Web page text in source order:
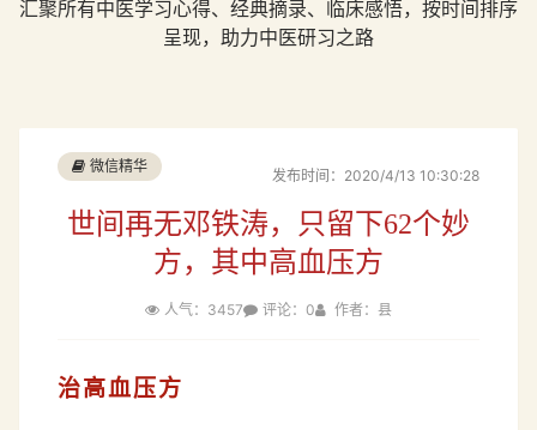
汇聚所有中医学习心得、经典摘录、临床感悟，按时间排序
呈现，助力中医研习之路
微信精华
发布时间：2020/4/13 10:30:28
世间再无邓铁涛，只留下62个妙
方，其中高血压方
人气：3457 评论：0 作者：县
治高血压方